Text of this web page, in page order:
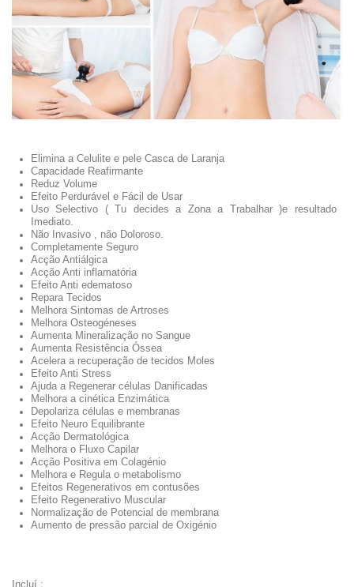
Elimina a Celulite e pele Casca de Laranja
Capacidade Reafirmante
Reduz Volume
Efeito Perdurável e Fácil de Usar
Uso Selectivo ( Tu decides a Zona a Trabalhar )e resultado
Imediato.
Não Invasivo , não Doloroso.
Completamente Seguro
Acção Antiálgica
Acção Anti inflamatória
Efeito Anti edematoso
Repara Tecidos
Melhora Sintomas de Artroses
Melhora Osteogéneses
Aumenta Mineralização no Sangue
Aumenta Resistência Óssea
Acelera a recuperação de tecidos Moles
Efeito Anti Stress
Ajuda a Regenerar células Danificadas
Melhora a cinética Enzimática
Depolariza células e membranas
Efeito Neuro Equilibrante
Acção Dermatológica
Melhora o Fluxo Capilar
Acção Positiva em Colagénio
Melhora e Regula o metabolismo
Efeitos Regenerativos em contusões
Efeito Regenerativo Muscular
Normalização de Potencial de membrana
Aumento de pressão parcial de Oxigénio
Incluí :